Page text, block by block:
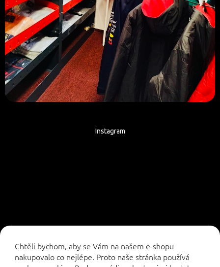
Chtěli bychom, aby se Vám na našem e-shopu
nakupovalo co nejlépe. Proto naše stránka používá
Instagram